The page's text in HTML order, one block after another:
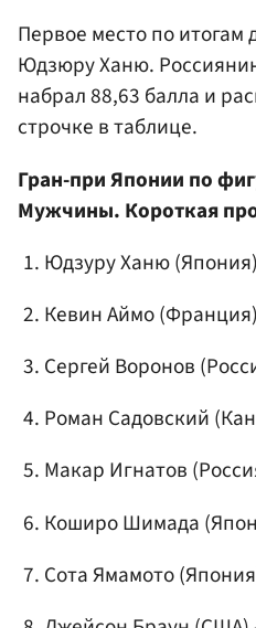
Первое место по итогам
Юдзюру Ханю.
набрал 88,63 балла и
строчке в таблице.
Гран-при Японии по
Мужчины. Короткая
Юдзуру Ханю
Кевин Аймо
Сергей Воронов
Роман Садовский
Макар Игнатов
Коширо Шимада
Сота Ямамото